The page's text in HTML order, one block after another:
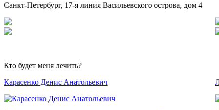
Санкт-Петербург, 17-я линия Васильевского острова, дом 4
Кто будет меня лечить?
Карасенко Денис Анатольевич